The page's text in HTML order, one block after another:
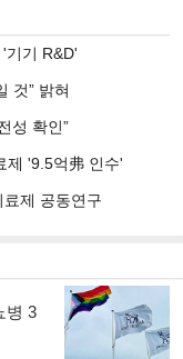
기기 R&D'
것” 밝혀
성 확인”
제 '9.5억弗 인수'
제 공동연구
병 3